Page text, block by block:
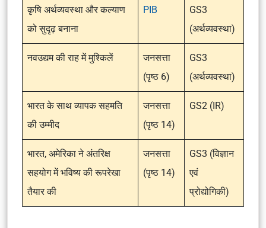
कृषि अर्थव्यवस्था और कल्याण
को सुदृढ़ बनाना
PIB
GS3
(अर्थव्यवस्था)
नवउद्यम की राह में मुश्किलें
जनसत्ता
(पृष्ठ 6)
GS3
(अर्थव्यवस्था)
भारत के साथ व्यापक सहमति
की उम्मीद
जनसत्ता
(पृष्ठ 14)
GS2 (IR)
भारत, अमेरिका ने अंतरिक्ष
सहयोग में भविष्य की रूपरेखा
तैयार की
जनसत्ता
(पृष्ठ 14)
GS3 (विज्ञान
एवं
प्रोद्योगिकी)